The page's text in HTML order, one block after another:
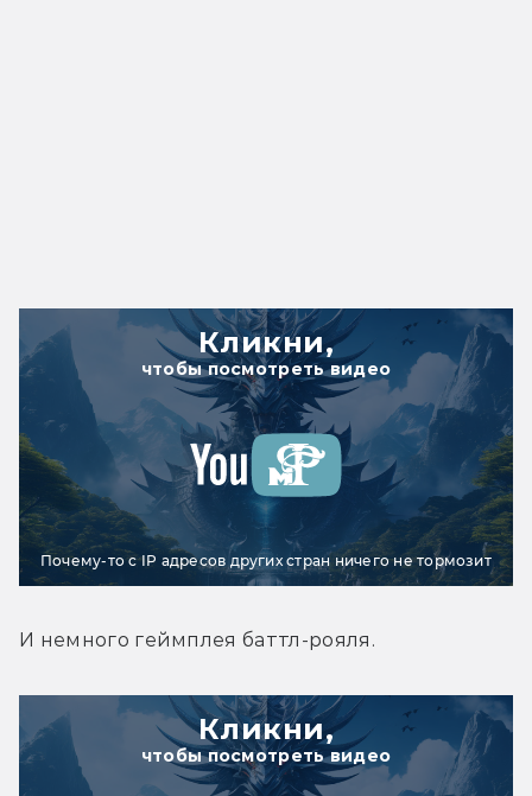
Кликни,
чтобы посмотреть видео
Почему-то с IP адресов других стран ничего не тормозит
И немного геймплея баттл-рояля.
Кликни,
чтобы посмотреть видео